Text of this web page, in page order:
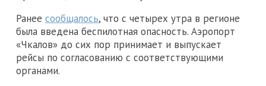
Ранее сообщалось, что с четырех утра в регионе
была введена беспилотная опасность. Аэропорт
«Чкалов» до сих пор принимает и выпускает
рейсы по согласованию с соответствующими
органами.